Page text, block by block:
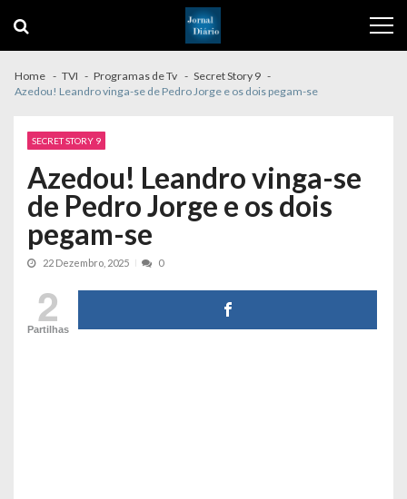
navigation
content
Home TVI Programas de Tv
Secret Story 9
Azedou! Leandro vinga-se de Pedro Jorge e os dois pegam-se
SECRET STORY 9
Azedou! Leandro vinga-se
de Pedro Jorge e os dois
pegam-se
22 Dezembro, 2025 0
2
Partilhas